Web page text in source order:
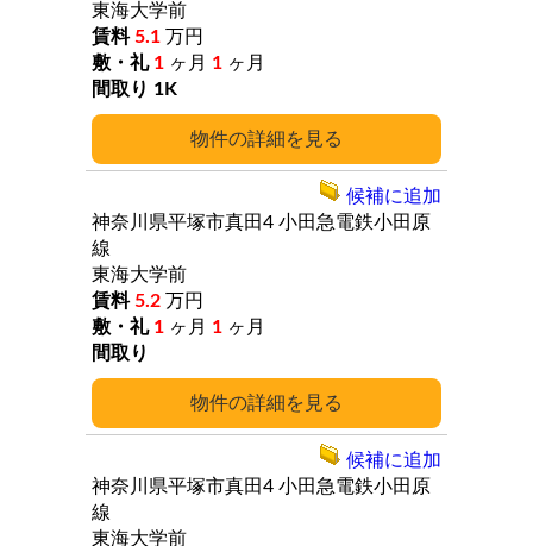
詳細
東海大学前
5.1 万円
1 ヶ月 1 ヶ月
1K
詳細
神奈川県平塚市真田4 小田急電鉄小田原
線
東海大学前
5.2 万円
1 ヶ月 1 ヶ月
候補に追加
神奈川県平塚市真田4 小田急電鉄小田原
線
東海大学前
候補に追加